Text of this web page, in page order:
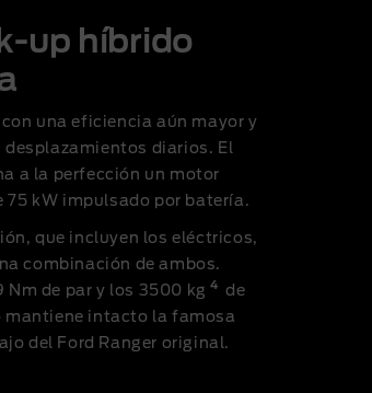
up híbrido
una eficiencia aún mayor y
desplazamientos diarios. El
a la perfección un motor
75 kW impulsado por batería.
que incluyen los eléctricos,
combinación de ambos.
Nm de par y los 3500 kg 4
de
mantiene intacto la famosa
del Ford Ranger original.